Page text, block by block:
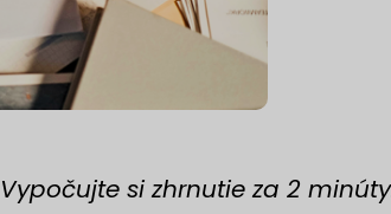
si zhrnutie za 2